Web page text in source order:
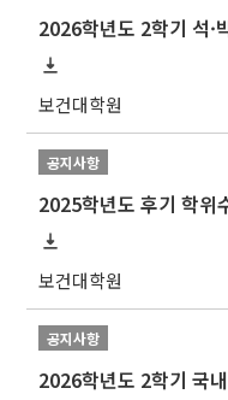
보건대학원
공지사항
보건대학원
공지사항
2026학년도 2학기 국